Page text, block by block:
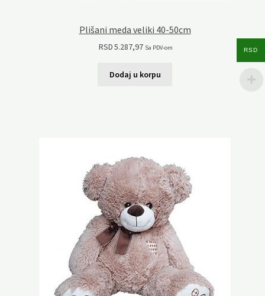
Plišani meda veliki 40-50cm
RSD5.287,97 Sa PDV-om
Dodaj u korpu
RSD